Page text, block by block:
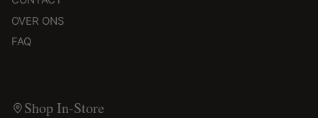
OVER ONS
FAQ
Shop In-Store